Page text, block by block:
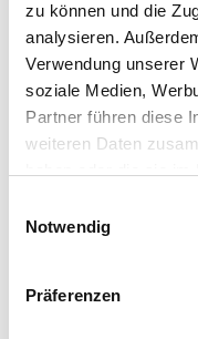
zu können und die
analysieren.
Verwendung unserer
soziale Medien,
Partner führen diese
weiteren Daten
Notwendig
Präferenzen
Mein